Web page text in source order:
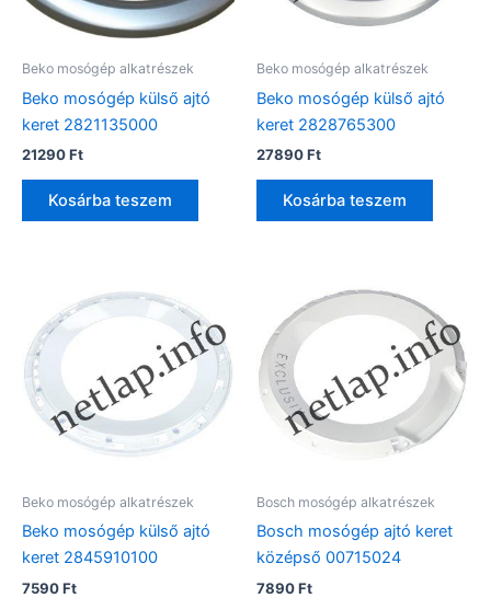
Beko mosógép alkatrészek
Beko mosógép külső ajtó
keret 2821135000
21290Ft
Kosárba teszem
Beko mosógép alkatrészek
Beko mosógép külső ajtó
keret 2828765300
27890Ft
Kosárba teszem
Beko mosógép alkatrészek
Beko mosógép külső ajtó
keret 2845910100
7590Ft
Bosch mosógép alkatrészek
Bosch mosógép ajtó keret
középső 00715024
7890Ft